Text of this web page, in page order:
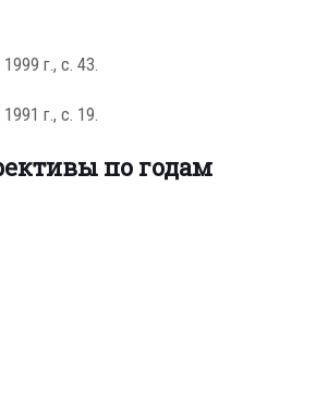
г., с. 43.
г., с. 19.
по годам